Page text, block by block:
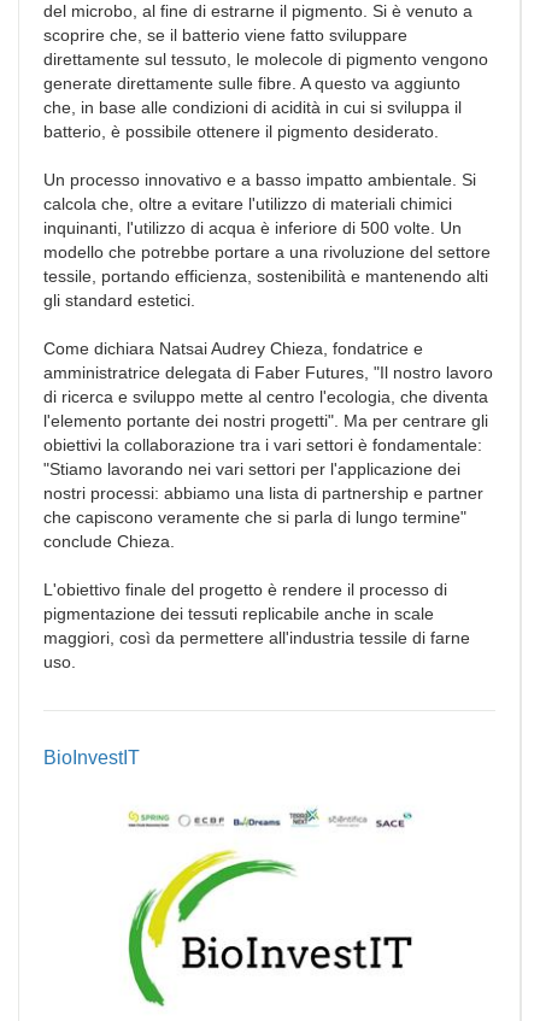
del microbo, al fine di estrarne il pigmento. Si è venuto a
scoprire che, se il batterio viene fatto sviluppare
direttamente sul tessuto, le molecole di pigmento vengono
generate direttamente sulle fibre. A questo va aggiunto
che, in base alle condizioni di acidità in cui si sviluppa il
batterio, è possibile ottenere il pigmento desiderato.
Un processo innovativo e a basso impatto ambientale. Si
calcola che, oltre a evitare l'utilizzo di materiali chimici
inquinanti, l'utilizzo di acqua è inferiore di 500 volte. Un
modello che potrebbe portare a una rivoluzione del settore
tessile, portando efficienza, sostenibilità e mantenendo alti
gli standard estetici.
Come dichiara Natsai Audrey Chieza, fondatrice e
amministratrice delegata di Faber Futures, "Il nostro lavoro
di ricerca e sviluppo mette al centro l'ecologia, che diventa
l'elemento portante dei nostri progetti". Ma per centrare gli
obiettivi la collaborazione tra i vari settori è fondamentale:
"Stiamo lavorando nei vari settori per l'applicazione dei
nostri processi: abbiamo una lista di partnership e partner
che capiscono veramente che si parla di lungo termine"
conclude Chieza.
L'obiettivo finale del progetto è rendere il processo di
pigmentazione dei tessuti replicabile anche in scale
maggiori, così da permettere all'industria tessile di farne
uso.
BioInvestIT